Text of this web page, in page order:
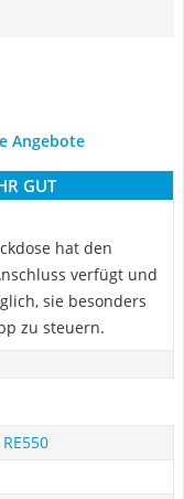
Angebote
GUT
hat den
verfügt und
sie besonders
zu steuern.